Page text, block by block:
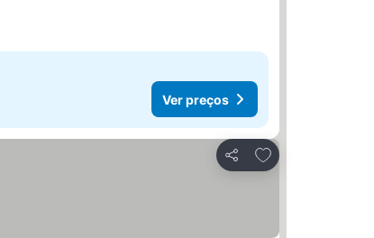
Ver preços
Partilhar
Adicionar aos